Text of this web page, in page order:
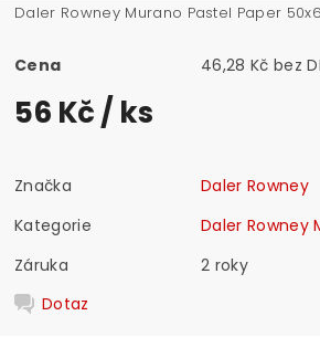
Daler Rowney Murano Pastel Paper
Cena 46,28 Kč
56 Kč/ ks
Značka
Daler Rowney
Kategorie
Daler Rowney
Záruka
2 roky
Dotaz